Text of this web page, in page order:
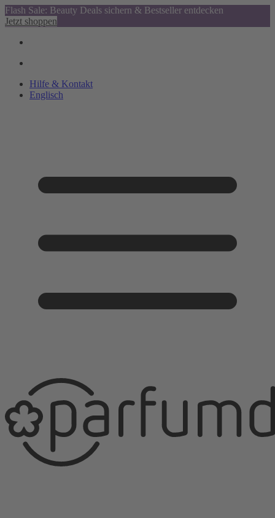
Flash Sale: Beauty Deals sichern & Bestseller entdecken
Jetzt shoppen
Hilfe & Kontakt
Englisch